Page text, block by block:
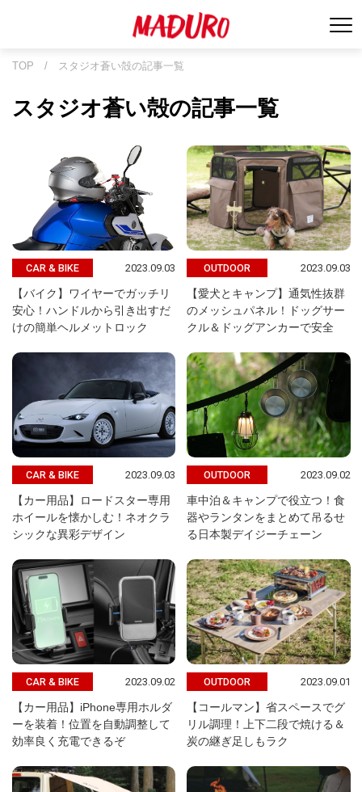
TOP / スタジオ蒼い殻の記事一覧
スタジオ蒼い殻の記事一覧
CAR & BIKE 2023.09.03
【バイク】ワイヤーでガッチリ
安心！ハンドルから引き出すだ
けの簡単ヘルメットロック
OUTDOOR 2023.09.03
【愛犬とキャンプ】通気性抜群
のメッシュパネル！ドッグサー
クル＆ドッグアンカーで安全
CAR & BIKE 2023.09.03
【カー用品】ロードスター専用
ホイールを懐かしむ！ネオクラ
シックな異彩デザイン
OUTDOOR 2023.09.02
車中泊＆キャンプで役立つ！食
器やランタンをまとめて吊るせ
る日本製デイジーチェーン
CAR & BIKE 2023.09.02
【カー用品】iPhone専用ホルダ
ーを装着！位置を自動調整して
効率良く充電できるぞ
OUTDOOR 2023.09.01
【コールマン】省スペースでグ
リル調理！上下二段で焼ける＆
炭の継ぎ足しもラク